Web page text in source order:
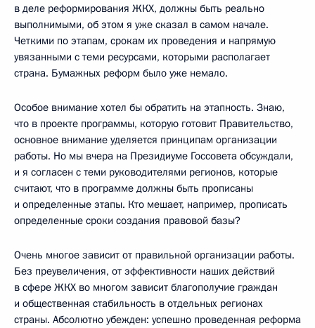
в деле реформирования ЖКХ, должны быть реально
выполнимыми, об этом я уже сказал в самом начале.
Четкими по этапам, срокам их проведения и напрямую
увязанными с теми ресурсами, которыми располагает
страна. Бумажных реформ было уже немало.
Особое внимание хотел бы обратить на этапность. Знаю,
что в проекте программы, которую готовит Правительство,
основное внимание уделяется принципам организации
работы. Но мы вчера на Президиуме Госсовета обсуждали,
и я согласен с теми руководителями регионов, которые
считают, что в программе должны быть прописаны
и определенные этапы. Кто мешает, например, прописать
определенные сроки создания правовой базы?
Очень многое зависит от правильной организации работы.
Без преувеличения, от эффективности наших действий
в сфере ЖКХ во многом зависит благополучие граждан
и общественная стабильность в отдельных регионах
страны. Абсолютно убежден: успешно проведенная реформа